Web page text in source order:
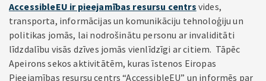
AccessibleEU ir pieejamības resursu centrs vides,
transporta, informācijas un komunikāciju tehnoloģiju un
politikas jomās, lai nodrošinātu personu ar invaliditāti
līdzdalību visās dzīves jomās vienlīdzīgi ar citiem. Tāpēc
Apeirons sekos aktivitātēm, kuras īstenos Eiropas
Pieejamības resursu centrs “AccessibleEU” un informēs par